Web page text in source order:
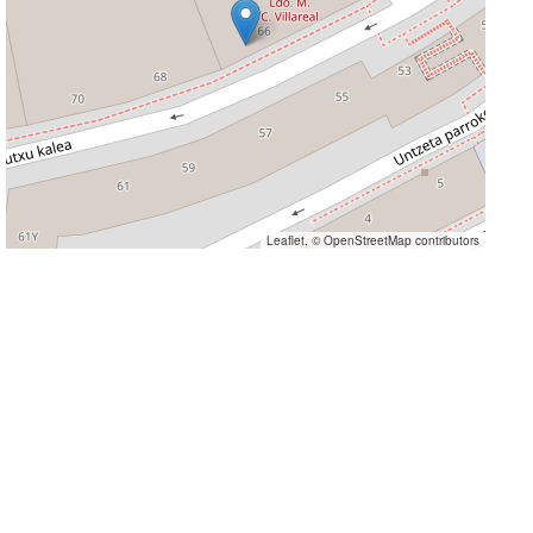
Leaflet, ©OpenStreetMapcontributors